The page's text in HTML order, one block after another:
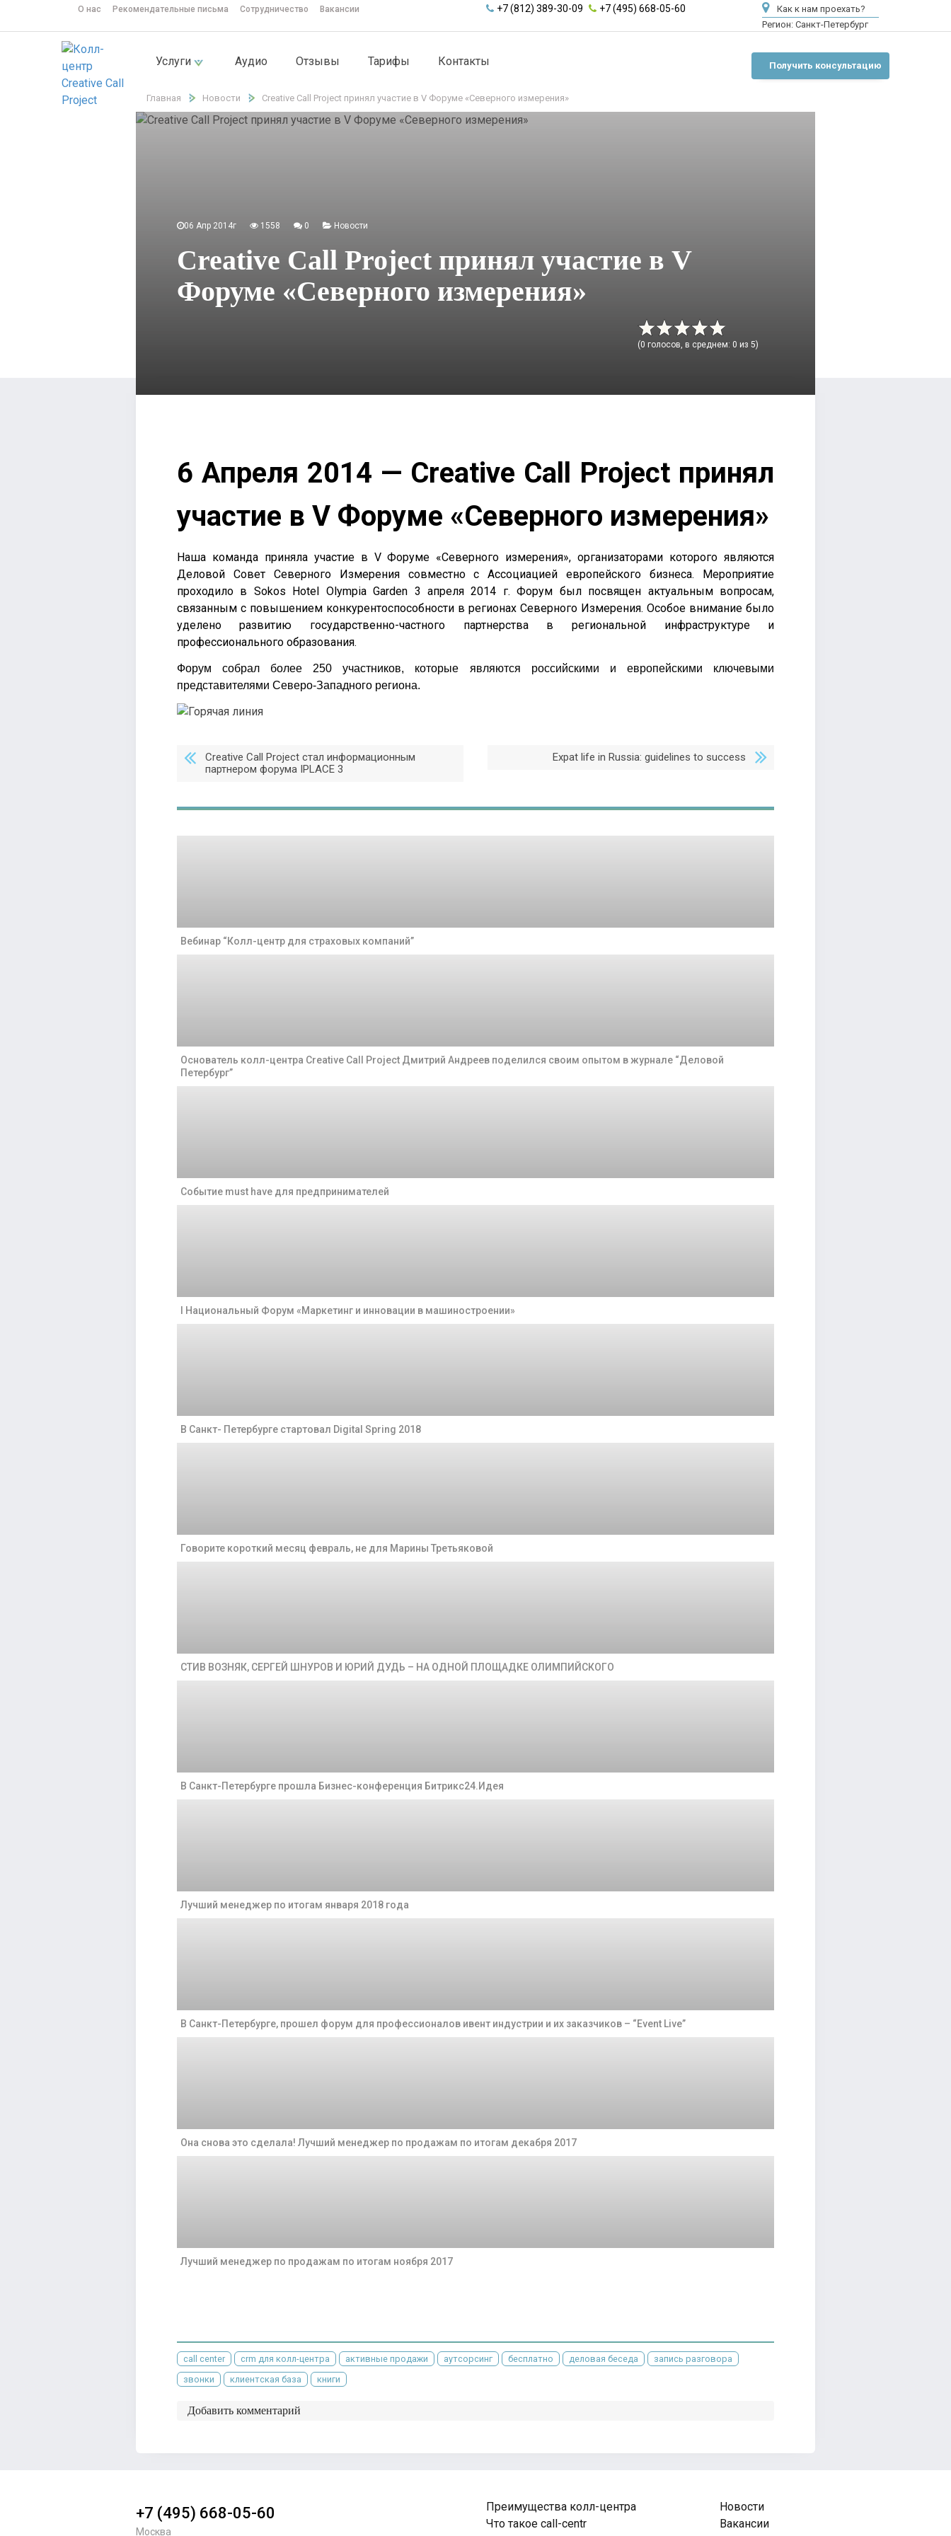
О нас Рекомендательные письма Сотрудничество Вакансии +7 (812) 389-30-09 +7 (495) 668-05-60
Как к нам проехать?
Регион: Санкт-Петербург
Услуги Аудио Отзывы Тарифы Контакты Получить консультацию
Главная Новости Creative Call Project принял участие в V Форуме «Северного измерения»
06 Апр 2014г 1558 0 Новости
Creative Call Project принял участие в V
Форуме «Северного измерения»
(0 голосов, в среднем: 0 из 5)
6 Апреля 2014 — Creative Call Project принял
участие в V Форуме «Северного измерения»
Наша команда приняла участие в V Форуме «Северного измерения», организаторами которого являются
Деловой Совет Северного Измерения совместно с Ассоциацией европейского бизнеса. Мероприятие
проходило в Sokos Hotel Olympia Garden 3 апреля 2014 г.Форум был посвящен актуальным вопросам,
связанным с повышением конкурентоспособности в регионах Северного Измерения. Особое внимание было
уделено развитию государственно-частного партнерства в региональной инфраструктуре и
профессионального образования.
Форум собрал более 250 участников, которые являются российскими и европейскими ключевыми
представителями Северо-Западного региона.
Expat life in Russia: guidelines to success
Creative Call Project стал информационным
партнером форума IPLACE 3
Вебинар “Колл-центр для страховых компаний”
Основатель колл-центра Creative Call Project Дмитрий Андреев поделился своим опытом в журнале “Деловой
Петербург”
Событие must have для предпринимателей
I Национальный Форум «Маркетинг и инновации в машиностроении»
В Санкт- Петербурге стартовал Digital Spring 2018
Говорите короткий месяц февраль, не для Марины Третьяковой
СТИВ ВОЗНЯК, СЕРГЕЙ ШНУРОВ И ЮРИЙ ДУДЬ – НА ОДНОЙ ПЛОЩАДКЕ ОЛИМПИЙСКОГО
В Санкт-Петербурге прошла Бизнес-конференция Битрикс24.Идея
Лучший менеджер по итогам января 2018 года
В Санкт-Петербурге, прошел форум для профессионалов ивент индустрии и их заказчиков – “Event Live”
Она снова это сделала! Лучший менеджер по продажам по итогам декабря 2017
Лучший менеджер по продажам по итогам ноября 2017
call center crm для колл-центра активные продажи аутсорсинг бесплатно деловая беседа
запись разговора
звонки
клиентская база книги
Добавить комментарий
+7 (495) 668-05-60
Москва
Преимущества колл-центра
Что такое call-centr
Новости
Вакансии